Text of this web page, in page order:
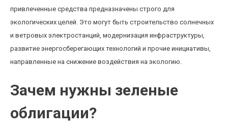
привлеченные средства предназначены строго для
экологических целей. Это могут быть строительство солнечных
и ветровых электростанций, модернизация инфраструктуры,
развитие энергосберегающих технологий и прочие инициативы,
направленные на снижение воздействия на экологию.
Зачем нужны зеленые
облигации?